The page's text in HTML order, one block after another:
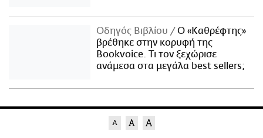
Οδηγός Βιβλίου
Ο «Καθρέφτης»
βρέθηκε στην κορυφή της
Bookvoice. Τι τον ξεχώρισε
ανάμεσα στα μεγάλα best sellers;